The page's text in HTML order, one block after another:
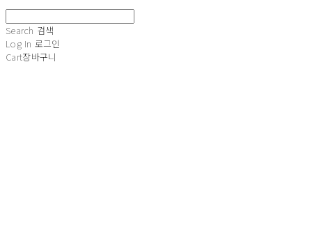
Search 검색
Log In 로그인
Cart장바구니